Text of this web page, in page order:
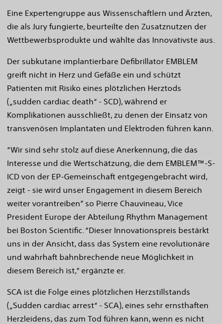
Eine Expertengruppe aus Wissenschaftlern und Ärzten,
die als Jury fungierte, beurteilte den Zusatznutzen der
Wettbewerbsprodukte und wählte das Innovativste aus.
Der subkutane implantierbare Defibrillator EMBLEM
greift nicht in Herz und Gefäße ein und schützt
Patienten mit Risiko eines plötzlichen Herztods
(„sudden cardiac death“ - SCD), während er
Komplikationen ausschließt, zu denen der Einsatz von
transvenösen Implantaten und Elektroden führen kann.
“Wir sind sehr stolz auf diese Anerkennung, die das
Interesse und die Wertschätzung, die dem EMBLEM™-S-
ICD von der EP-Gemeinschaft entgegengebracht wird,
zeigt - sie wird unser Engagement in diesem Bereich
weiter vorantreiben” so Pierre Chauvineau, Vice
President Europe der Abteilung Rhythm Management
bei Boston Scientific. “Dieser Innovationspreis bestärkt
uns in der Ansicht, dass das System eine revolutionäre
und wahrhaft bahnbrechende neue Möglichkeit in
diesem Bereich ist,“ ergänzte er.
SCA ist die Folge eines plötzlichen Herzstillstands
(„Sudden cardiac arrest“ - SCA), eines sehr ernsthaften
Herzleidens, das zum Tod führen kann, wenn es nicht